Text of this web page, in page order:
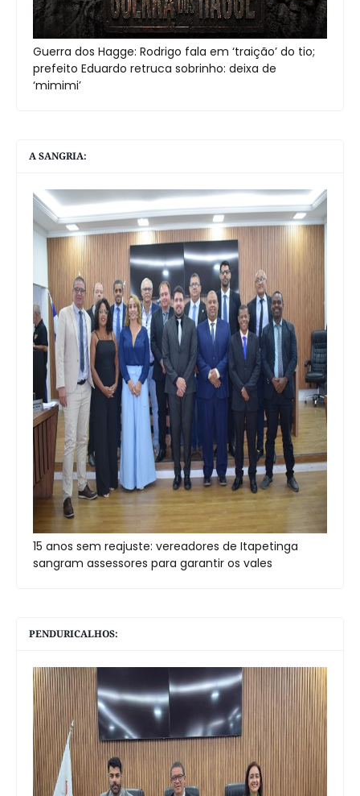
Guerra dos Hagge: Rodrigo fala em ‘traição’ do tio;
prefeito Eduardo retruca sobrinho: deixa de
‘mimimi’
A SANGRIA:
15 anos sem reajuste: vereadores de Itapetinga
sangram assessores para garantir os vales
PENDURICALHOS: